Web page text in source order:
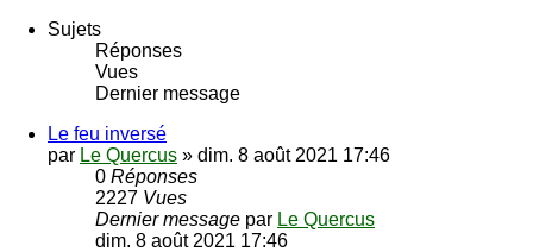
Sujets
Réponses
Vues
Dernier message
Le feu inversé
par Le Quercus » dim. 8 août 2021 17:46
0 Réponses
2227 Vues
Dernier message par Le Quercus
dim. 8 août 2021 17:46